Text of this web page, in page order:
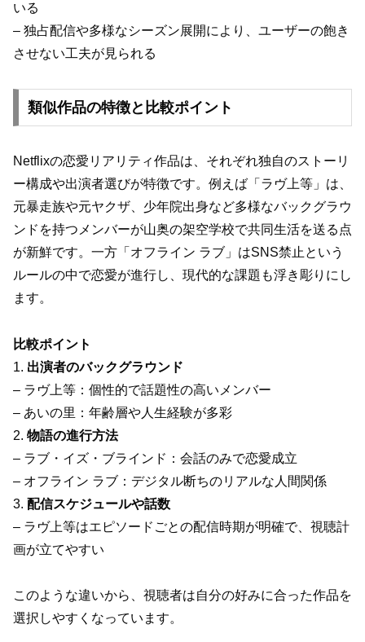
いる
– 独占配信や多様なシーズン展開により、ユーザーの飽き
させない工夫が見られる
類似作品の特徴と比較ポイント
Netflixの恋愛リアリティ作品は、それぞれ独自のストーリ
ー構成や出演者選びが特徴です。例えば「ラヴ上等」は、
元暴走族や元ヤクザ、少年院出身など多様なバックグラウ
ンドを持つメンバーが山奥の架空学校で共同生活を送る点
が新鮮です。一方「オフライン ラブ」はSNS禁止という
ルールの中で恋愛が進行し、現代的な課題も浮き彫りにし
ます。
比較ポイント
1. 出演者のバックグラウンド
– ラヴ上等：個性的で話題性の高いメンバー
– あいの里：年齢層や人生経験が多彩
2. 物語の進行方法
– ラブ・イズ・ブラインド：会話のみで恋愛成立
– オフライン ラブ：デジタル断ちのリアルな人間関係
3. 配信スケジュールや話数
– ラヴ上等はエピソードごとの配信時期が明確で、視聴計
画が立てやすい
このような違いから、視聴者は自分の好みに合った作品を
選択しやすくなっています。